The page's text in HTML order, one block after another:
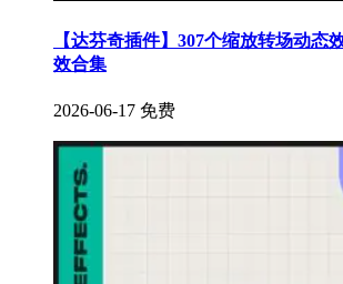
【达芬奇插件】307个缩放转场动态
效合集
2026-06-17 免费